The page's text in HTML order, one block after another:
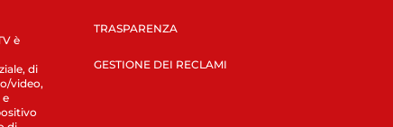
è
di
video,
e
TRASPARENZA
GESTIONE DEI RECLAMI